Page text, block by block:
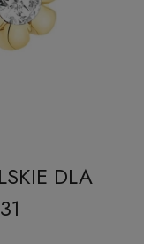
DLA